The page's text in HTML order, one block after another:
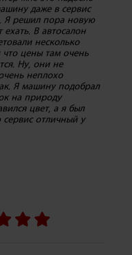
даже в сервис
Я решил пора новую
ехать. В автосалон
несколько
цены там очень
Ну, они не
неплохо
Я машину подобрал
на природу
цвет, а я был
отличный у